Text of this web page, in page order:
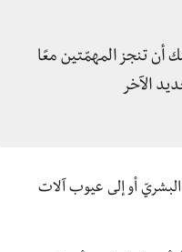
أن تنجز المهمّتين معًا
الآخر
البشريّ أو إلى عيوب آلات